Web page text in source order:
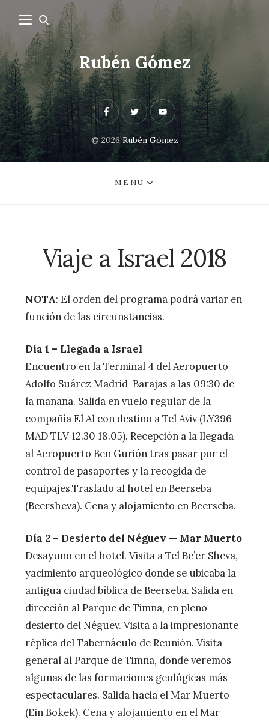
Rubén Gómez
FacebookTwitterYoutube
© 2026Rubén Gómez
MENU
Viaje a Israel 2018
NOTA: El orden del programa podrá variar en
función de las circunstancias.
Día 1 – Llegada a Israel
Encuentro en la Terminal 4 del Aeropuerto
Adolfo Suárez Madrid-Barajas a las 09:30 de
la mañana. Salida en vuelo regular de la
compañía El Al con destino a Tel Aviv (LY396
MAD TLV 12.30 18.05). Recepción a la llegada
al Aeropuerto Ben Gurión tras pasar por el
control de pasaportes y la recogida de
equipajes.Traslado al hotel en Beerseba
(Beersheva). Cena y alojamiento en Beerseba.
Día 2 – Desierto del Néguev — Mar Muerto
Desayuno en el hotel. Visita a Tel Be’er Sheva,
yacimiento arqueológico donde se ubicaba la
antigua ciudad bíblica de Beerseba. Salida en
dirección al Parque de Timna, en pleno
desierto del Néguev. Visita a la impresionante
réplica del Tabernáculo de Reunión. Visita
general al Parque de Timna, donde veremos
algunas de las formaciones geológicas más
espectaculares. Salida hacia el Mar Muerto
(Ein Bokek). Cena y alojamiento en el Mar